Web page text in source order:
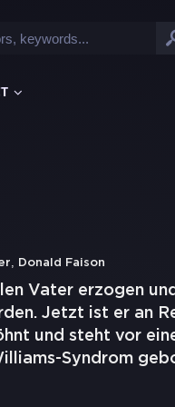
, Donald Faison
Vater erzogen
Jetzt ist er an
und steht vor
Syndrom